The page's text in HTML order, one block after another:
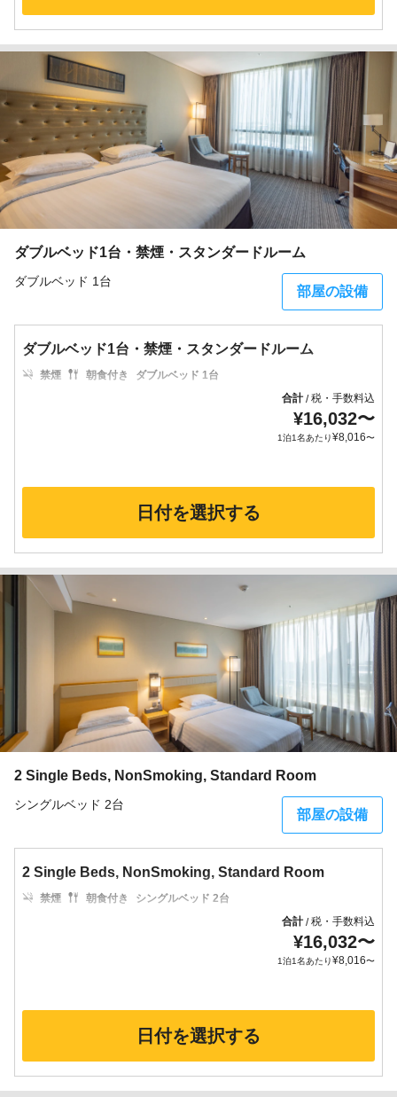
ダブルベッド1台・禁煙・スタンダードルーム
ダブルベッド 1台
部屋の設備
ダブルベッド1台・禁煙・スタンダードルーム
禁煙 朝食付き
ダブルベッド 1台
合計/税・手数料込
¥16,032〜
1泊1名あたり¥8,016〜
日付を選択する
2 Single Beds, NonSmoking, Standard Room
シングルベッド 2台
部屋の設備
2 Single Beds, NonSmoking, Standard Room
禁煙 朝食付き
シングルベッド 2台
合計/税・手数料込
¥16,032〜
1泊1名あたり¥8,016〜
日付を選択する